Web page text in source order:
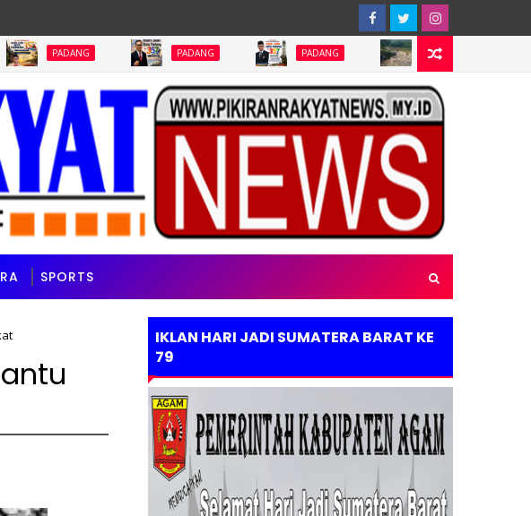
PADANG PADANG PADANG Abaikan
SPORTS
IKLAN HARI JADI SUMATERA BARAT KE
79